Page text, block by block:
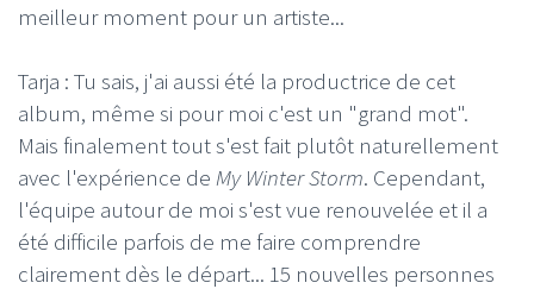
meilleur moment pour un artiste...
Tarja : Tu sais, j'ai aussi été la productrice de cet
album, même si pour moi c'est un "grand mot".
Mais finalement tout s'est fait plutôt naturellement
avec l'expérience de My Winter Storm. Cependant,
l'équipe autour de moi s'est vue renouvelée et il a
été difficile parfois de me faire comprendre
clairement dès le départ... 15 nouvelles personnes